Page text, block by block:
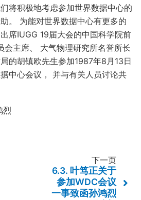
将积极地考虑参加世界数据中心的
。 为能对世界数据中心有更多的
席IUGG 19届大会的中国科学院前
会主席、 大气物理研究所名誉所长
的胡镇欧先生参加1987年8月13日
中心会议， 并与有关人员讨论共
烈
下一页
6.3. 叶笃正关于
参加WDC会议
一事致函孙鸿烈